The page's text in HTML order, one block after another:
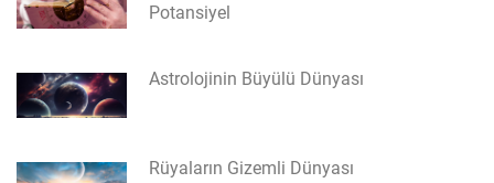
Potansiyel
Astrolojinin Büyülü Dünyası
Rüyaların Gizemli Dünyası